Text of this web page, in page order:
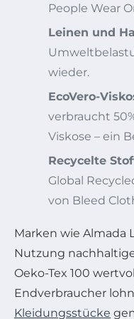
People Wear
Leinen und
wieder.
EcoVero-
verbraucht
Viskose – ein
Recycelte
Global
von Bleed
Marken wie Almada
Nutzung
Oeko-Tex 100
Endverbraucher
Kleidungsstücke